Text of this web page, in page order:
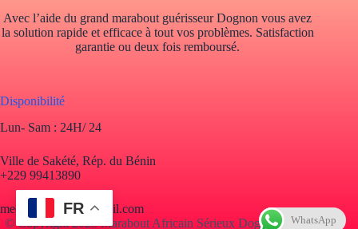
Avec l’aide du grand marabout guérisseur Dognon vous avez
la solution rapide et efficace à tout vos problèmes. Satisfaction
garantie ou deux fois remboursé.
Disponibilité
Lun- Sam : 24H/ 24
Ville de Sakété, Rép. du Bénin
+229 99413890
mediumdognon@gmail.com
© Copyright 2025 Marabout Africain Sérieux Dognon. Tous
FR
WhatsApp